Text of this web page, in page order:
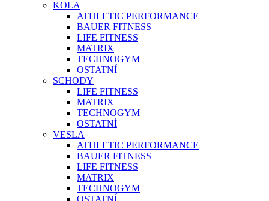
KOLA
ATHLETIC PERFORMANCE
BAUER FITNESS
LIFE FITNESS
MATRIX
TECHNOGYM
OSTATNÍ
SCHODY
LIFE FITNESS
MATRIX
TECHNOGYM
OSTATNÍ
VESLA
ATHLETIC PERFORMANCE
BAUER FITNESS
LIFE FITNESS
MATRIX
TECHNOGYM
OSTATNÍ